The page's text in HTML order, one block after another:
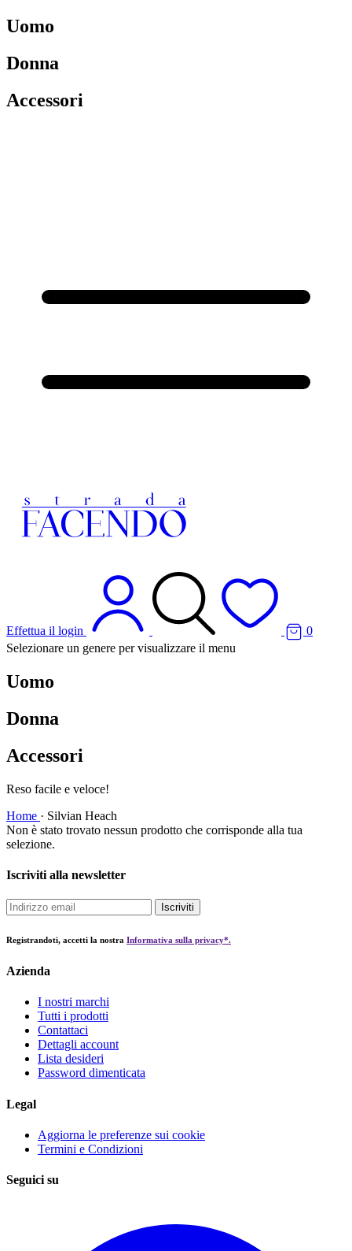
Uomo
Donna
Accessori
Effettua il login
0
Selezionare un genere per visualizzare il menu
Uomo
Donna
Accessori
Reso facile e veloce!
Home · Silvian Heach
Non è stato trovato nessun prodotto che corrisponde alla tua
selezione.
Iscriviti alla newsletter
Iscriviti
Registrandoti, accetti la nostra Informativa sulla privacy*.
Azienda
I nostri marchi
Tutti i prodotti
Contattaci
Dettagli account
Lista desideri
Password dimenticata
Legal
Aggiorna le preferenze sui cookie
Termini e Condizioni
Seguici su